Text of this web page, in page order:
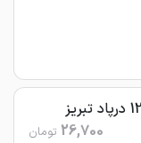
26,700 تومان